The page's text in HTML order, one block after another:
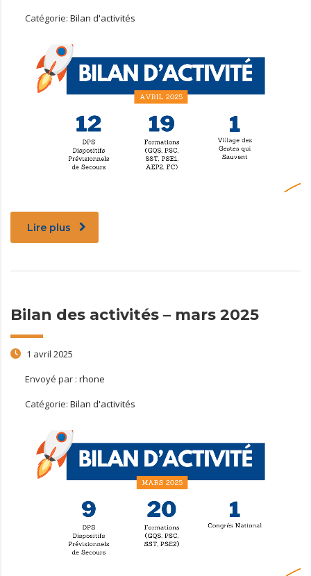
Catégorie: Bilan d'activités
Lire plus
Bilan des activités – mars 2025
1 avril 2025
Envoyé par : rhone
Catégorie: Bilan d'activités